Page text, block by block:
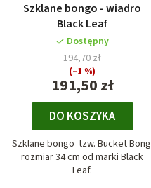
Szklane bongo - wiadro
Black Leaf
ocena
produktu
wynosi
5,0
na
5
gwiazdek.
Dostępny
191,50 zł
194,70 zł
(–1 %)
DO KOSZYKA
Szklane bongo tzw. Bucket Bong
rozmiar 34 cm od marki Black
Leaf.